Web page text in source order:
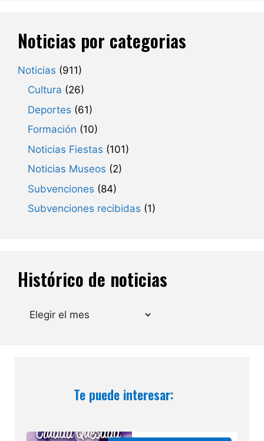
Noticias por categorias
Noticias (911)
Cultura (26)
Deportes (61)
Formación (10)
Noticias Fiestas (101)
Noticias Museos (2)
Subvenciones (84)
Subvenciones recibidas (1)
Histórico de noticias
Archivos
Te puede interesar: